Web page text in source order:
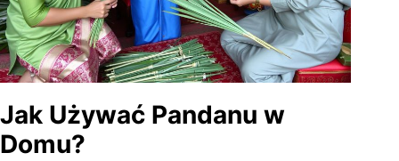
Jak Używać Pandanu w
Domu?